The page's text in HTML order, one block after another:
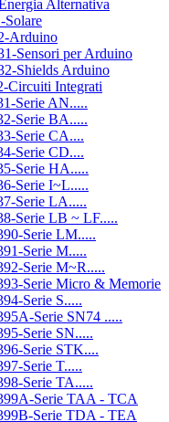
Alternativa
Solare
Arduino
Sensori per Arduino
Shields Arduino
Circuiti Integrati
Serie AN.....
Serie BA.....
Serie CA....
Serie CD....
Serie HA.....
Serie I~L.....
Serie LA.....
Serie LB ~ LF.....
Serie LM.....
Serie M.....
Serie M~R.....
Serie Micro & Memorie
Serie S.....
Serie SN74 .....
Serie SN.....
Serie STK....
Serie T.....
Serie TA.....
Serie TAA - TCA
Serie TDA - TEA